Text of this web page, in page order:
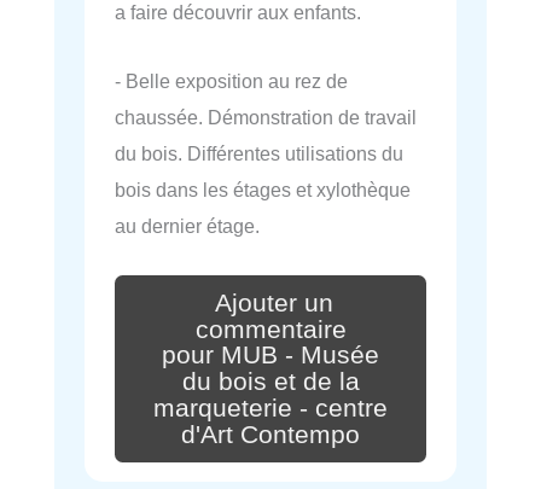
a faire découvrir aux enfants.
- Belle exposition au rez de
chaussée. Démonstration de travail
du bois. Différentes utilisations du
bois dans les étages et xylothèque
au dernier étage.
Ajouter un
commentaire
pour MUB - Musée
du bois et de la
marqueterie - centre
d'Art Contempo